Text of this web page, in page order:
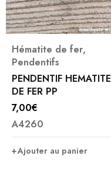
Hématite de fer,
Pendentifs
PENDENTIF HEMATITE
DE FER PP
7,00€
A4260
Ajouter au panier